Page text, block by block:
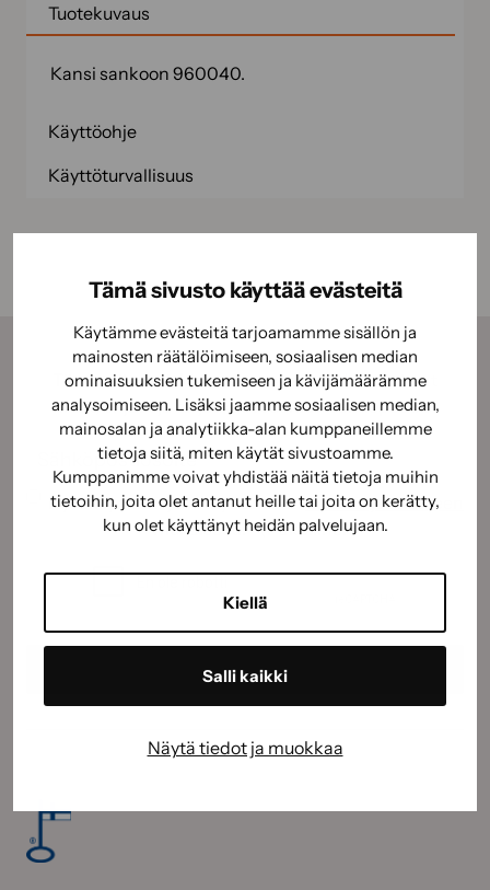
Tämä sivusto käyttää evästeitä
Käytämme evästeitä tarjoamamme sisällön ja
mainosten räätälöimiseen, sosiaalisen median
ominaisuuksien tukemiseen ja kävijämäärämme
analysoimiseen. Lisäksi jaamme sosiaalisen median,
mainosalan ja analytiikka-alan kumppaneillemme
tietoja siitä, miten käytät sivustoamme.
Kumppanimme voivat yhdistää näitä tietoja muihin
tietoihin, joita olet antanut heille tai joita on kerätty,
kun olet käyttänyt heidän palvelujaan.
Kiellä
Salli kaikki
Näytä tiedot ja muokkaa
Tuotekuvaus
Kansi sankoon 960040.
Käyttöohje
Käyttöturvallisuus
Tilaamalla uutiskirjeemme saat kauden parhaat
vinkit, ohjeet ja tarjoukset suoraan sähköpostiisi.
Sähköposti
(Pakollinen)
Suostumus (Pakollinen)
Hyväksyn tietojeni käyttämisentietosuojaselosteen
mukaisesti. (Pakollinen)